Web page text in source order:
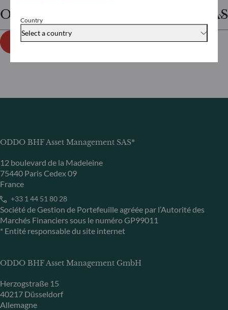
Country
Select a country
ODDO BHF Asset Management SAS
Notre politique de protection des données
ODDO BHF Asset Management SAS*
12 boulevard de la Madeleine
75440 Paris Cedex 09
France
+33 1 44 51 80 28
Société de Gestion de Portefeuille agréée par l’Autorité des
Marchés Financiers sous le numéro GP99011
* Entité responsable du site internet
ODDO BHF Asset Management GmbH
Herzogstraße 15
40217 Düsseldorf
Allemagne